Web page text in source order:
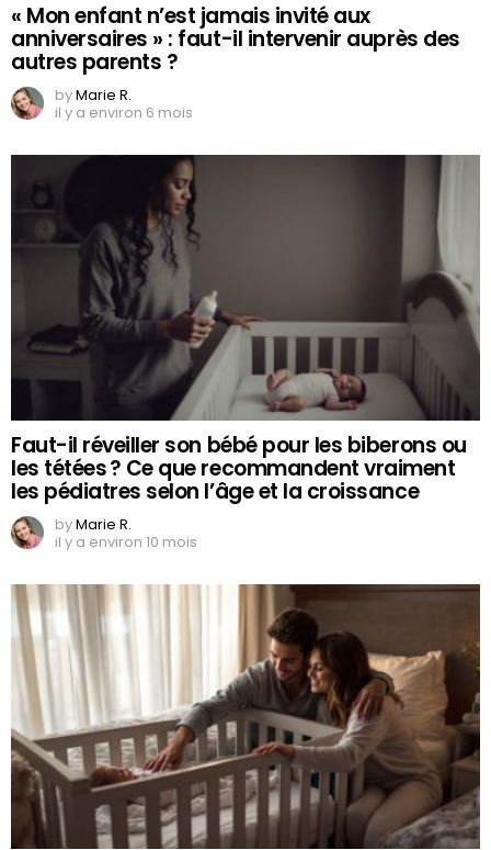
« Mon enfant n’est jamais invité aux
anniversaires » : faut-il intervenir auprès des
autres parents ?
byMarie R.
il y a environ 6 mois
Faut-il réveiller son bébé pour les biberons ou
les tétées ? Ce que recommandent vraiment
les pédiatres selon l’âge et la croissance
byMarie R.
il y a environ 10 mois